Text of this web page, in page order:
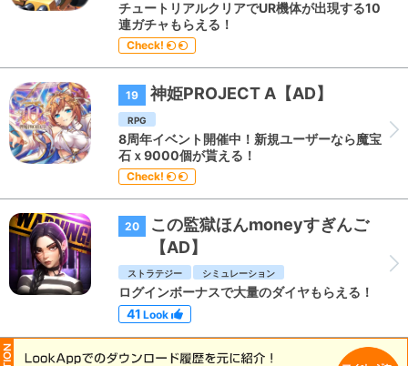
チュートリアルクリアでUR機体が出現する10
連ガチャもらえる！
Check!
19 神姫PROJECT A【AD】
RPG
8周年イベント開催中！新規ユーザーなら魔宝
石ｘ9000個が貰える！
Check!
20
この監獄ほんmoneyすぎんご
【AD】
ストラテジー シミュレーション
ログインボーナスで大量のダイヤもらえる！
41 Look